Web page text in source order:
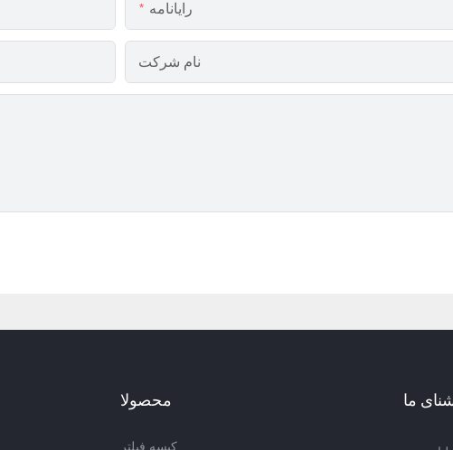
رایانامه
نام شرکت
محصولا
کیسه فیلتر
ما